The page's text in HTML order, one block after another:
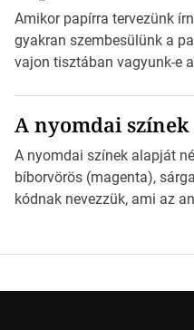
esetben konzultáljunk a
nyomdai
derüljön ki, hogy valamit
Amikor papírra tervezünk
gyakran szembesülünk a
vajon tisztában vagyunk-e
*Hirdetés Ebben a cikkben
világába kalauzolunk el
milyen szempontok
jövőben. Bevezetés a
A nyomdai színek
A nyomdai színek alapját
bíborvörös (magenta),
kódnak nevezzük, ami az